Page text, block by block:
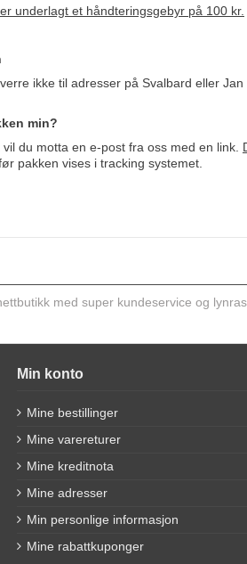
underlagt et håndteringsgebyr på 100 kr.
ikke til adresser på Svalbard eller
min?
du motta en e-post fra oss med en link.
pakken vises i tracking systemet.
med super kundeservice og
Min konto
Mine bestillinger
Mine varereturer
Mine kreditnota
Mine adresser
Min personlige informasjon
Mine rabattkuponger